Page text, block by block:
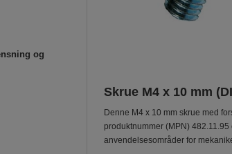
Skrue M4 x 10 mm
Denne M4 x 10 mm skrue med
produktnummer (MPN)
anvendelsesområder for
og